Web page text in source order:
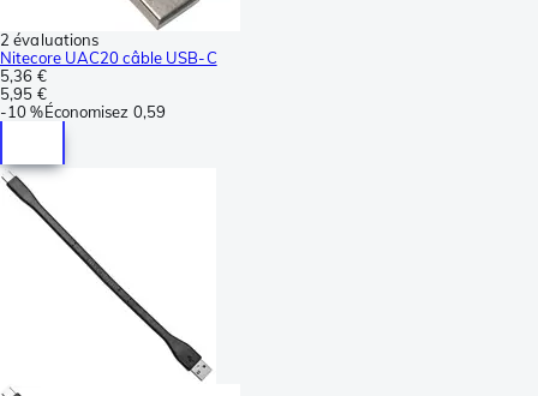
2 évaluations
Nitecore UAC20 câble USB-C
5,36 €
5,95 €
-10 %Économisez 0,59